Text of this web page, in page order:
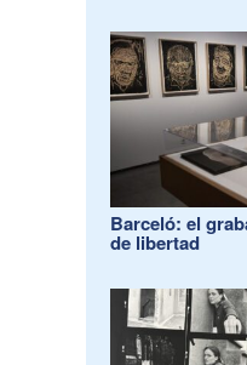
Barceló: el
de libertad